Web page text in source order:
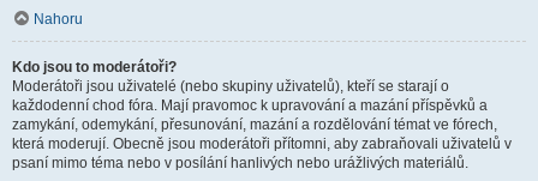
Nahoru
Kdo jsou to moderátoři?
Moderátoři jsou uživatelé (nebo skupiny uživatelů), kteří se starají o
každodenní chod fóra. Mají pravomoc k upravování a mazání příspěvků a
zamykání, odemykání, přesunování, mazání a rozdělování témat ve fórech,
která moderují. Obecně jsou moderátoři přítomni, aby zabraňovali uživatelů v
psaní mimo téma nebo v posílání hanlivých nebo urážlivých materiálů.